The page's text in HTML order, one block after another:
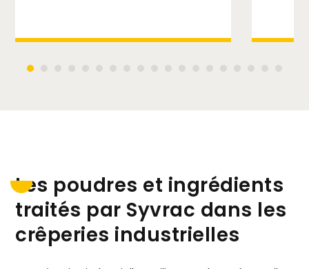
Les poudres et ingrédients
traités par Syvrac dans les
crêperies industrielles